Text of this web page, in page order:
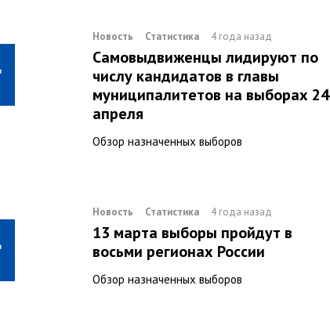
Новость Статистика 4 года назад
Самовыдвиженцы лидируют по
числу кандидатов в главы
муниципалитетов на выборах 24
апреля
Обзор назначенных выборов
Новость Статистика 4 года назад
13 марта выборы пройдут в
восьми регионах России
Обзор назначенных выборов